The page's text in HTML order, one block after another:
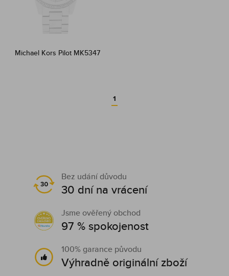
Michael Kors Pilot MK5347
1
Bez udání důvodu
30 dní na vrácení
Jsme ověřený obchod
97 % spokojenost
100% garance původu
Výhradně originální zboží